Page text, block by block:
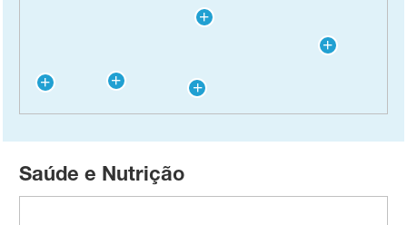
Saúde e Nutrição